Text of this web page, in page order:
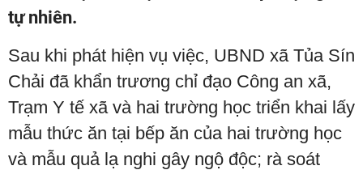
tự nhiên.
Sau khi phát hiện vụ việc, UBND xã Tủa Sín
Chải đã khẩn trương chỉ đạo Công an xã,
Trạm Y tế xã và hai trường học triển khai lấy
mẫu thức ăn tại bếp ăn của hai trường học
và mẫu quả lạ nghi gây ngộ độc; rà soát